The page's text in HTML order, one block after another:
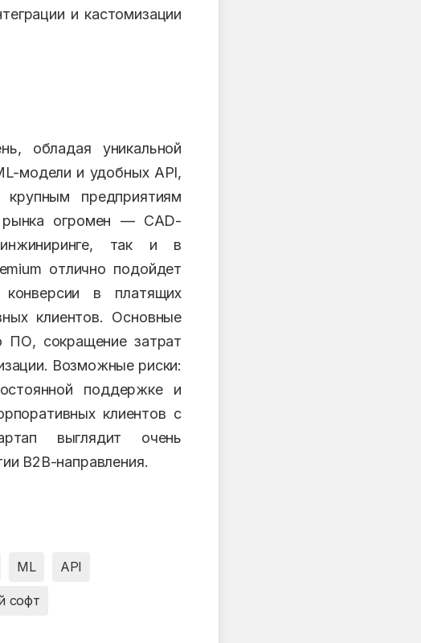
и кастомизации
обладая уникальной
модели и удобных API,
предприятиям
рынка огромен — CAD-
так и в
отлично подойдет
в платящих
клиентов. Основные
ПО, сокращение затрат
Возможные риски:
поддержке и
клиентов с
выглядит очень
B2B-направления.
ML API
софт